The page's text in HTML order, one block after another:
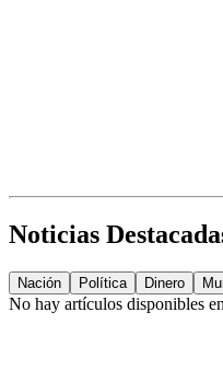
Noticias
Nación Política Dinero
No hay artículos disponibles